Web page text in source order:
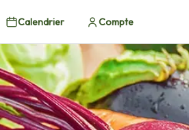
Calendrier Compte